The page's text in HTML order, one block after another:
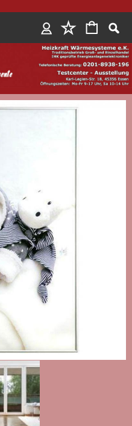
Anmelden